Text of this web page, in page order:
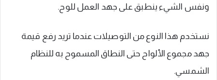
ونفس الشيء ينطبق على جهد العمل للوح.
نستخدم هذا النوع من التوصيلات عندما تريد رفع قيمة
جهد مجموع الألواح حتى النطاق المسموح به للنظام
الشمسي.